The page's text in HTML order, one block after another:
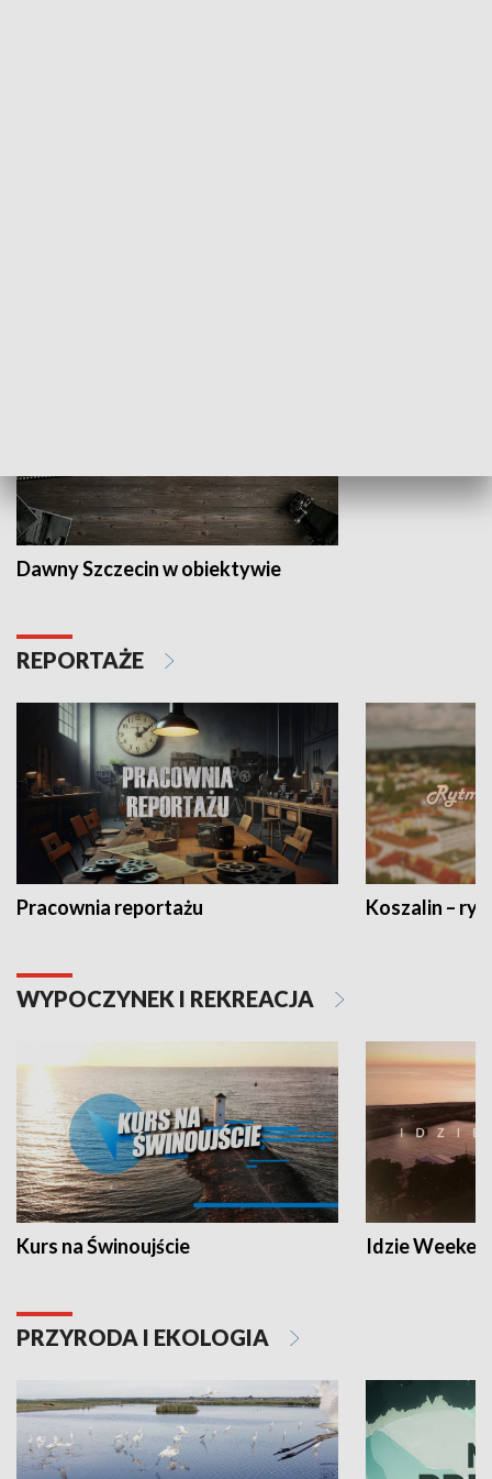
Dawny Szczecin w obiektywie
REPORTAŻE
Pracownia reportażu Koszalin –
WYPOCZYNEK I REKREACJA
Kurs na Świnoujście Idzie
PRZYRODA I EKOLOGIA